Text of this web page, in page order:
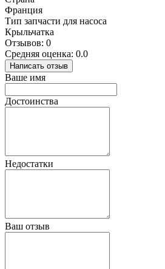
Франция
Тип запчасти для насоса
Крыльчатка
Отзывов: 0
Средняя оценка: 0.0
Написать отзыв
Ваше имя
Достоинства
Недостатки
Ваш отзыв